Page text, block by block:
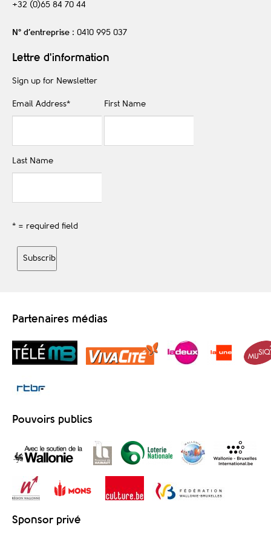
+32 (0)65 84 70 44
N° d’entreprise : 0410 995 037
Lettre d'information
Sign up for Newsletter
Email Address* First Name
Last Name
* = required field
Partenaires médias
Pouvoirs publics
Sponsor privé